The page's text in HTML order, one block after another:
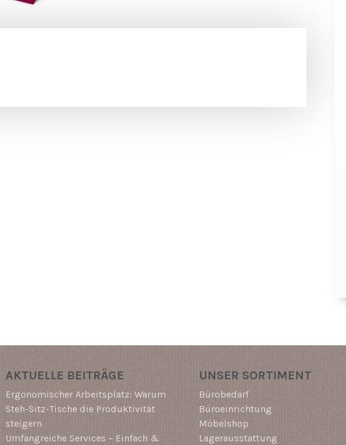
AKTUELLE BEITRÄGE
Ergonomischer Arbeitsplatz: Warum
Steh-Sitz-Tische die Produktivität
steigern
Umfangreiche Services – Einfach &
UNSER SORTIMENT
Bürobedarf
Büroeinrichtung
Möbelshop
Lagerausstattung